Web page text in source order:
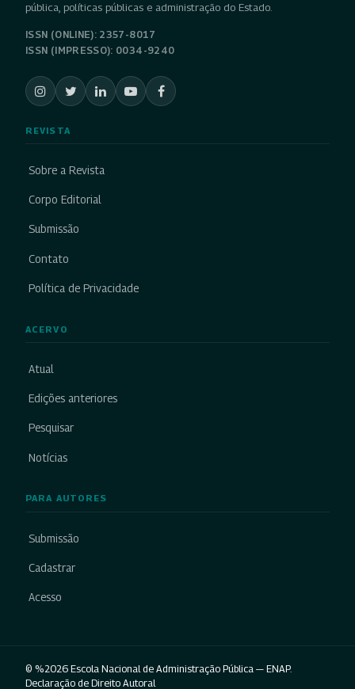
pública, políticas públicas e administração do Estado.
ISSN (ONLINE): 2357-8017
ISSN (IMPRESSO): 0034-9240
REVISTA
Sobre a Revista
Corpo Editorial
Submissão
Contato
Política de Privacidade
ACERVO
Atual
Edições anteriores
Pesquisar
Notícias
PARA AUTORES
Submissão
Cadastrar
Acesso
© %2026 Escola Nacional de Administração Pública — ENAP.
Declaração de Direito Autoral